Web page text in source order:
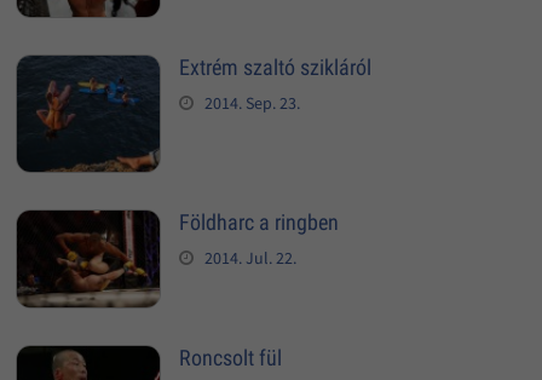
Extrém szaltó szikláról
2014. Sep. 23.
Földharc a ringben
2014. Jul. 22.
Roncsolt fül